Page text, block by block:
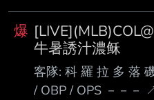
爆
牛暑誘汁濃稣
客隊: 科 羅 拉 多 落
/ OBP / OPS －－－